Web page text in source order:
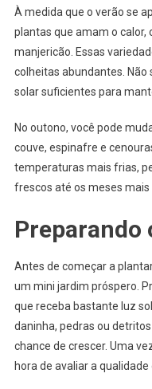
À medida que o verão se
plantas que amam o
manjericão. Essas
colheitas abundantes. Não
solar suficientes para
No outono, você pode
couve, espinafre e
temperaturas mais frias,
frescos até os meses mais
Preparando
Antes de começar a
um mini jardim próspero.
que receba bastante luz
daninha, pedras ou
chance de crescer. Uma
hora de avaliar a qualidade